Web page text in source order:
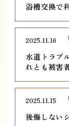
浴槽交換で
水道トラブ
れとも被害
2025.11.16
後悔しない
2025.11.15